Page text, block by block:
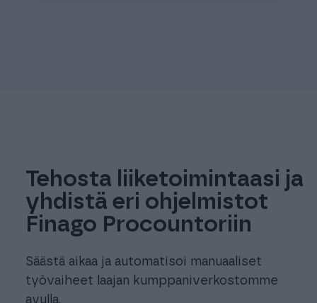
Tehosta liiketoimintaasi ja
yhdistä eri ohjelmistot
Finago Procountoriin
Säästä aikaa ja automatisoi manuaaliset
työvaiheet laajan kumppaniverkostomme
avulla.